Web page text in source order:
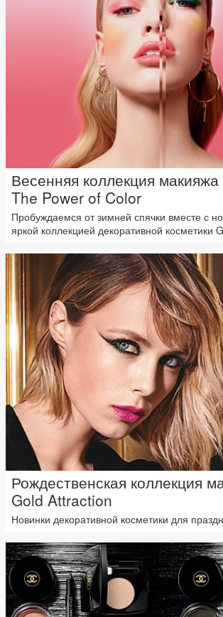
Весенняя коллекция
The Power of Color
Пробуждаемся от зимней спячки вместе с
яркой коллекцией декоративной косметики
Рождественская коллекция
Gold Attraction
Новинки декоративной косметики для